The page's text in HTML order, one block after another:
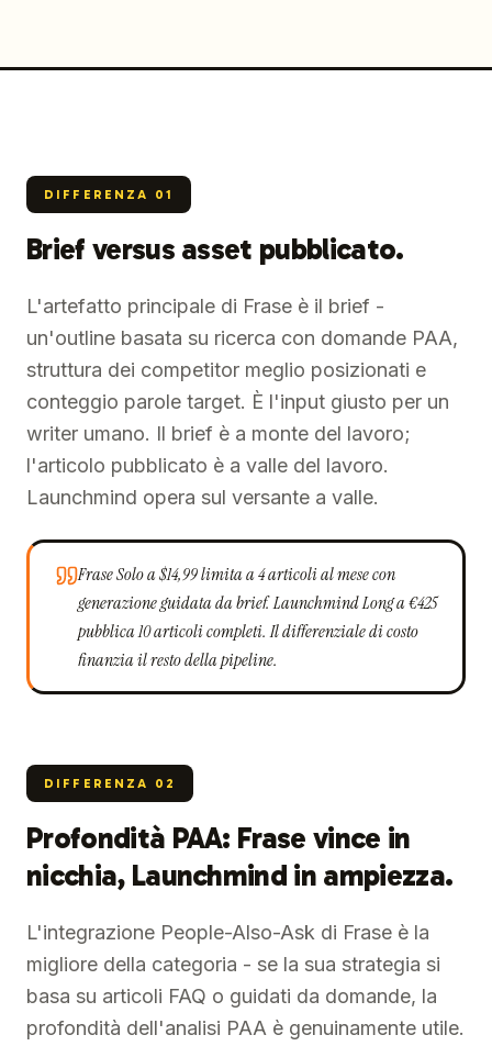
DIFFERENZA 01
Brief versus asset pubblicato.
L'artefatto principale di Frase è il brief -
un'outline basata su ricerca con domande PAA,
struttura dei competitor meglio posizionati e
conteggio parole target. È l'input giusto per un
writer umano. Il brief è a monte del lavoro;
l'articolo pubblicato è a valle del lavoro.
Launchmind opera sul versante a valle.
Frase Solo a $14,99 limita a 4 articoli al mese con
generazione guidata da brief. Launchmind Long a €425
pubblica 10 articoli completi. Il differenziale di costo
finanzia il resto della pipeline.
DIFFERENZA 02
Profondità PAA: Frase vince in
nicchia, Launchmind in ampiezza.
L'integrazione People-Also-Ask di Frase è la
migliore della categoria - se la sua strategia si
basa su articoli FAQ o guidati da domande, la
profondità dell'analisi PAA è genuinamente utile.